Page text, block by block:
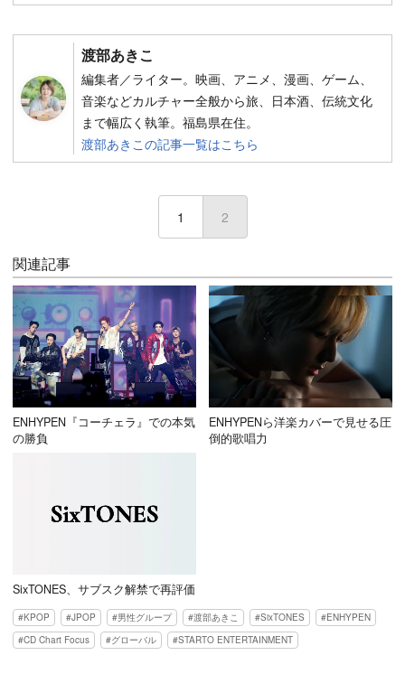
渡部あきこ
編集者／ライター。映画、アニメ、漫画、ゲーム、
音楽などカルチャー全般から旅、日本酒、伝統文化
まで幅広く執筆。福島県在住。
渡部あきこの記事一覧はこちら
1 2
関連記事
ENHYPEN『コーチェラ』での本気
の勝負
ENHYPENら洋楽カバーで見せる圧
倒的歌唱力
SixTONES、サブスク解禁で再評価
KPOP JPOP 男性グループ 渡部あきこ SixTONES
ENHYPEN
CD Chart Focus
グローバル STARTO ENTERTAINMENT